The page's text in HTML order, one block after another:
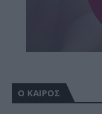
Ο ΚΑΙΡΟΣ